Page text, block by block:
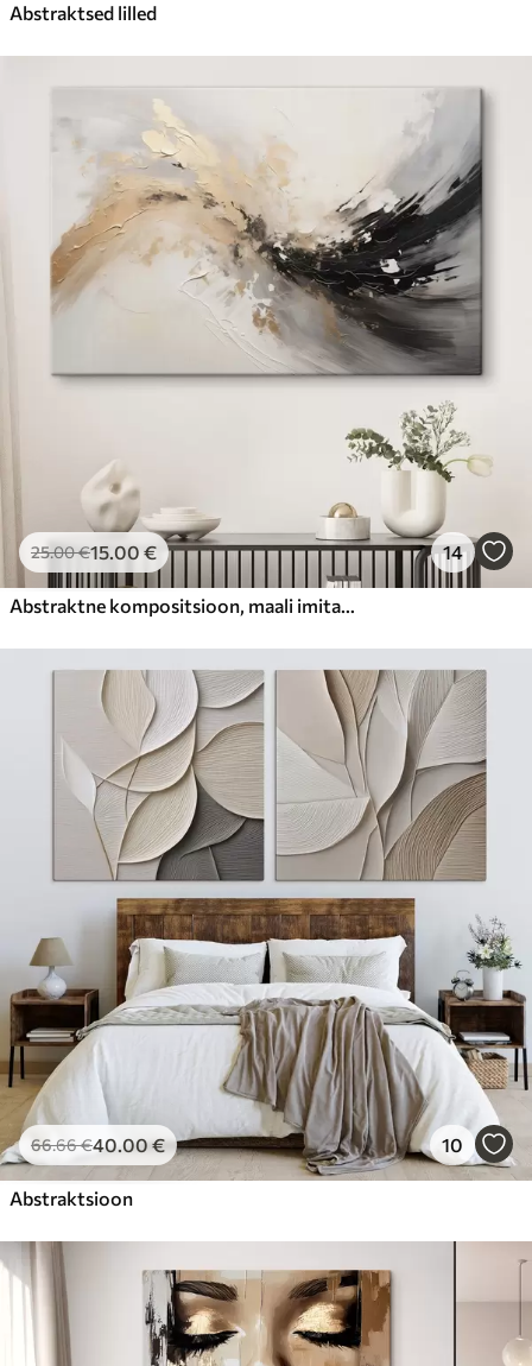
Abstraktsed lilled
25.00€15.00 € 14
Abstraktne kompositsioon, maali imitatsioon
66.66€40.00€ 10
Abstraktsioon